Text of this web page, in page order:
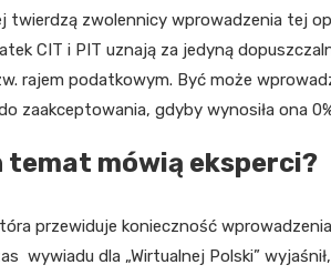
twierdzą zwolennicy wprowadzenia tej
CIT i PIT uznają za jedyną
rajem podatkowym. Być może
zaakceptowania, gdyby wynosiła ona
temat mówią eksperci?
przewiduje konieczność
wywiadu dla „Wirtualnej Polski”